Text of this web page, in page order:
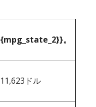
{mpg_state_2}}。
11,623ドル